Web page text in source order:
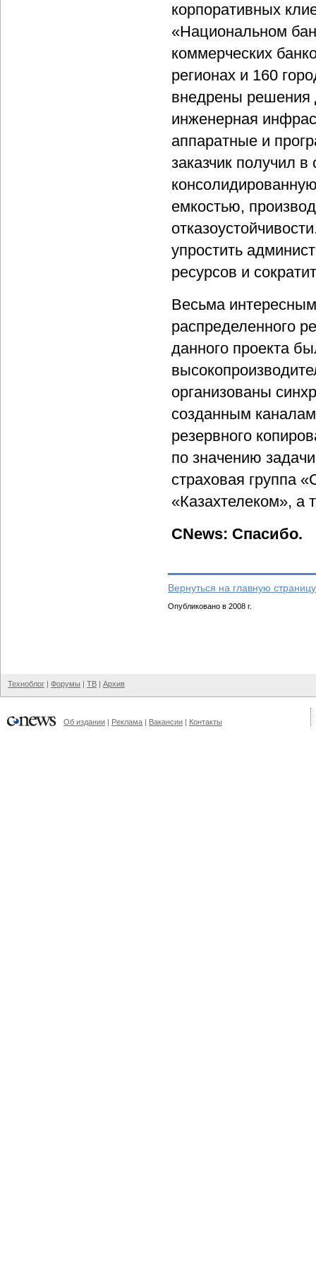
корпоративных
«Национальном
коммерческих
регионах и 160
внедрены решения
инженерная
аппаратные и
заказчик получил
емкостью,
упростить
ресурсов и
Весьма
распределенного
данного проекта
организованы
созданным
резервного
по значению
страховая группа
«Казахтелеком», а
CNews: Спасибо.
Вернуться на главную
Опубликовано в 2008 г.
Техноблог | Форумы | ТВ | Архив
Об издании | Реклама | Вакансии | Контакты